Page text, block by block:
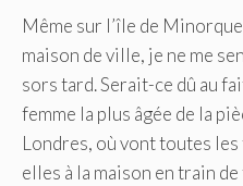
Même sur l’île de
maison de ville, je ne me
sors tard. Serait-ce dû au
femme la plus âgée de la
Londres, où vont toutes
elles à la maison en train